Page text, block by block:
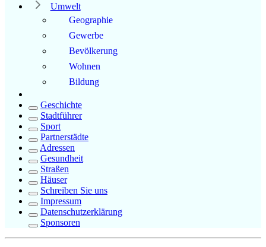
Umwelt
Geographie
Gewerbe
Bevölkerung
Wohnen
Bildung
Geschichte
Stadtführer
Sport
Partnerstädte
Adressen
Gesundheit
Straßen
Häuser
Schreiben Sie uns
Impressum
Datenschutzerklärung
Sponsoren